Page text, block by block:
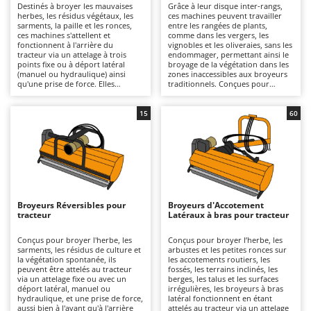
Autolaveuses
Autres produits
B
Balayeuses
Bancs de scie pour le bois - Scies à bûches
Bennes pour tracteur
Brosses pour sols extérieurs
Brouettes à moteur
Broyeurs de branches et végétaux
Butteurs pour tracteur
C
Chargeurs de batterie - Démarreurs
Charrues pour tracteur
Ambrogio Robot
Annovi Reverberi
ANTHBOT
Archman
Argo
Ariete
Attila
Ausonia
Awelco
B
Baesso
Bahco
Destinés à broyer les mauvaises
herbes, les résidus végétaux, les
sarments, la paille et les ronces,
ces machines s'attellent et
fonctionnent à l'arrière du
tracteur via un attelage à trois
points fixe ou à déport latéral
(manuel ou hydraulique) ainsi
qu'une prise de force. Elles
taille, grâce à des largeurs de
travail et des structures
disponibles en différentes
robustesses. Un large choix de
séries légères, moyennes et
lourdes permet d'adapter la
machine à la puissance du tracteur
(de 20 à 80 CV selon le modèle) et
au type de travail. Ces machines
peuvent être équipées de
systèmes de broyage à couteaux
et les résidus tendres, ou de
marteaux dentés si nécessaire,
pour broyer la végétation plus
résistante, les sarments et les
matériaux ligneux. L'entretien
prévoit des inspections fréquentes
avec lubrification des pièces
mobiles (cardans, roulements,
Grâce à leur disque inter-rangs,
ces machines peuvent travailler
entre les rangées de plants,
comme dans les vergers, les
vignobles et les oliveraies, sans les
endommager, permettant ainsi le
broyage de la végétation dans les
zones inaccessibles aux broyeurs
traditionnels. Conçues pour
rangées des cultures, elles
fonctionnent en étant attelées au
tracteur via un attelage trois
points fixe ou à déplacement
latéral, manuelle ou hydraulique,
et une prise de force, ce qui les
rend idéales pour les
interventions d'entretien dans les
vignobles, les vergers et les
cultures en rangs, pour des
utilisations allant du semi-
professionnel au professionnel,
moyenne à grande. Elles sont
généralement compatibles avec
des tracteurs d'une puissance
comprise entre 30 et 70 CV et,
surtout, avec une pompe
hydraulique d'un débit minimal de
30 l/min. Elles sont disponibles en
différentes robustesses et poids
Broyeurs Réversibles pour
tracteur
Conçus pour broyer l'herbe, les
sarments, les résidus de culture et
la végétation spontanée, ils
peuvent être attelés au tracteur
via un attelage fixe ou avec un
déport latéral, manuel ou
hydraulique, et une prise de force,
aussi bien à l'avant qu'à l'arrière
15
Broyeurs d'Accotement
Latéraux à bras pour tracteur
Conçus pour broyer l’herbe, les
arbustes et les petites ronces sur
les accotements routiers, les
fossés, les terrains inclinés, les
berges, les talus et les surfaces
irrégulières, les broyeurs à bras
latéral fonctionnent en étant
attelés au tracteur via un attelage
60